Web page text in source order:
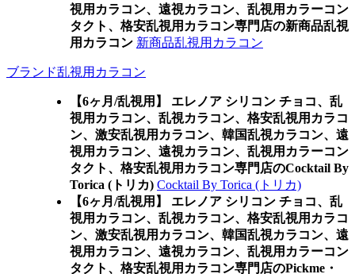
視用カラコン、遠視カラコン、乱視用カラーコン
タクト、格安乱視用カラコン専門店の新商品乱視
用カラコン 新商品乱視用カラコン
ブランド乱視用カラコン
【6ヶ月/乱視用】 エレノア シリコン チョコ、乱
視用カラコン、乱視カラコン、格安乱視用カラコ
ン、激安乱視用カラコン、韓国乱視カラコン、遠
視用カラコン、遠視カラコン、乱視用カラーコン
タクト、格安乱視用カラコン専門店のCocktail By
Torica (トリカ) Cocktail By Torica (トリカ)
【6ヶ月/乱視用】 エレノア シリコン チョコ、乱
視用カラコン、乱視カラコン、格安乱視用カラコ
ン、激安乱視用カラコン、韓国乱視カラコン、遠
視用カラコン、遠視カラコン、乱視用カラーコン
タクト、格安乱視用カラコン専門店のPickme・